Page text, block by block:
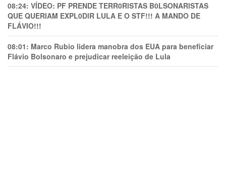
08:24: VÍDEO: PF PRENDE TERR0RlSTAS B0LSONARlSTAS
QUE QUERIAM EXPL0DlR LULA E O STF!!! A MANDO DE
FLÁVIO!!!
08:01: Marco Rubio lidera manobra dos EUA para beneficiar
Flávio Bolsonaro e prejudicar reeleição de Lula